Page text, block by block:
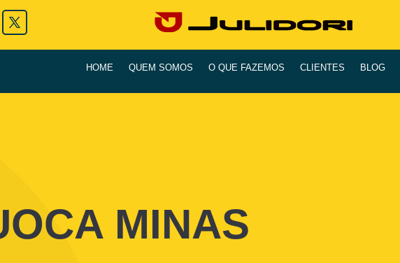
HOME QUEM SOMOS O QUE FAZEMOS CLIENTES BLOG
MINAS